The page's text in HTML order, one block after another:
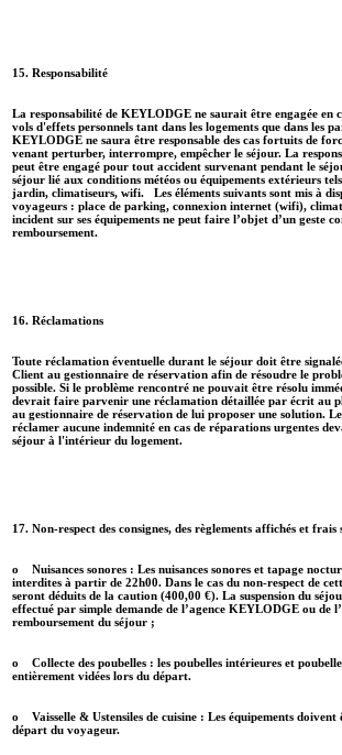
15. Responsabilité
La responsabilité de KEYLODGE ne saurait être engagée en
vols d'effets personnels tant dans les logements que dans les
KEYLODGE ne saura être responsable des cas fortuits de
venant perturber, interrompre, empêcher le séjour. La
peut être engagé pour tout accident survenant pendant le
séjour lié aux conditions météos ou équipements extérieurs
jardin, climatiseurs, wifi. Les éléments suivants sont mis à
voyageurs : place de parking, connexion internet (wifi),
incident sur ses équipements ne peut faire l’objet d’un geste
remboursement.
16. Réclamations
Toute réclamation éventuelle durant le séjour doit être
Client au gestionnaire de réservation afin de résoudre le
possible. Si le problème rencontré ne pouvait être résolu
devrait faire parvenir une réclamation détaillée par écrit au
au gestionnaire de réservation de lui proposer une solution.
réclamer aucune indemnité en cas de réparations urgentes
séjour à l'intérieur du logement.
17. Non-respect des consignes, des règlements affichés et frais
o Nuisances sonores : Les nuisances sonores et tapage
interdites à partir de 22h00. Dans le cas du non-respect de
seront déduits de la caution (400,00 €). La suspension du
effectué par simple demande de l’agence KEYLODGE ou de
remboursement du séjour ;
o Collecte des poubelles : les poubelles intérieures et
entièrement vidées lors du départ.
o Vaisselle & Ustensiles de cuisine : Les équipements doivent
départ du voyageur.